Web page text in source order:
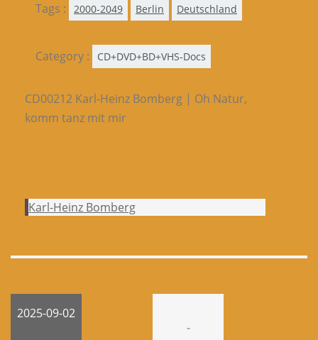
Tags : 2000-2049 Berlin Deutschland
Category : CD+DVD+BD+VHS-Docs
CD00212 Karl-Heinz Bomberg | Oh Natur,
komm tanz mit mir
Karl-Heinz Bomberg
2025-09-02
-